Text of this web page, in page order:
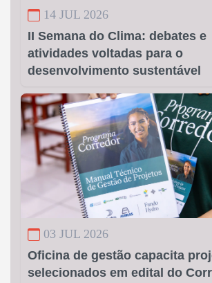
14 JUL 2026
II Semana do Clima: debates e
atividades voltadas para o
desenvolvimento sustentável
03 JUL 2026
Oficina de gestão capacita
selecionados em edital do